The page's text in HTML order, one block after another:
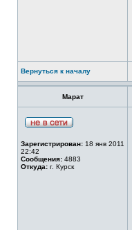
Вернуться к началу
Марат
Зарегистрирован: 18 янв 2011
22:42
Сообщения: 4883
Откуда: г. Курск